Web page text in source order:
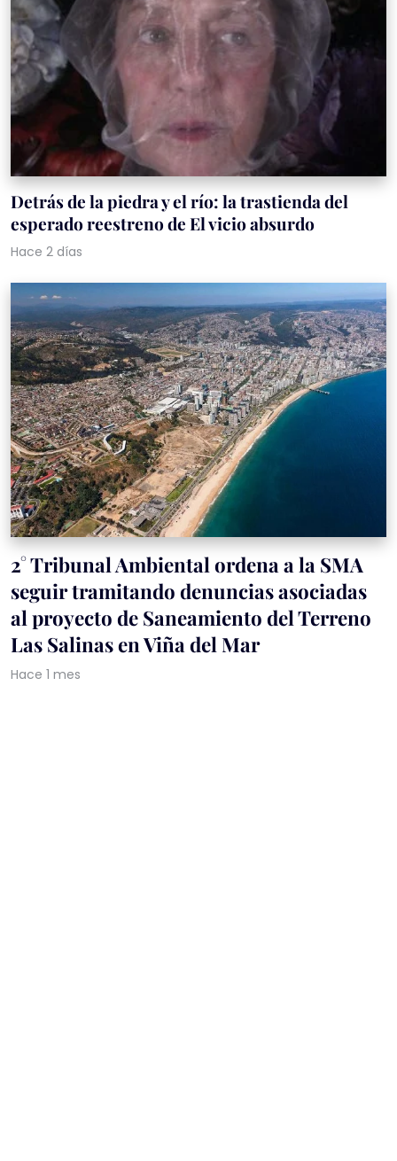
Detrás de la piedra y el río: la trastienda del
esperado reestreno de El vicio absurdo
Hace 2 días
2° Tribunal Ambiental ordena a la SMA
seguir tramitando denuncias asociadas
al proyecto de Saneamiento del Terreno
Las Salinas en Viña del Mar
Hace 1 mes